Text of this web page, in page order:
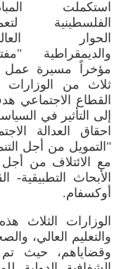
استكملت
الفلسطينية
الحوار
والديمقراطية
مؤخراً مسيرة عمل
ثلاث من
القطاع الاجتماعي
إلى التأثير في
احقاق العدالة
"التمويل من أجل
مع الائتلاف من أجل
الأبحاث
أوكسفام.
الوزارات الثلاث
والتعليم العالي،
وقضاياهم، حيث تم